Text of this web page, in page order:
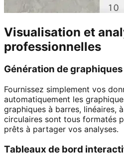
Visualisation et
professionnelles
Génération de
Fournissez simplement vos
automatiquement les
graphiques à barres, linéaires,
circulaires sont tous formatés
prêts à partager vos analyses.
Tableaux de bord